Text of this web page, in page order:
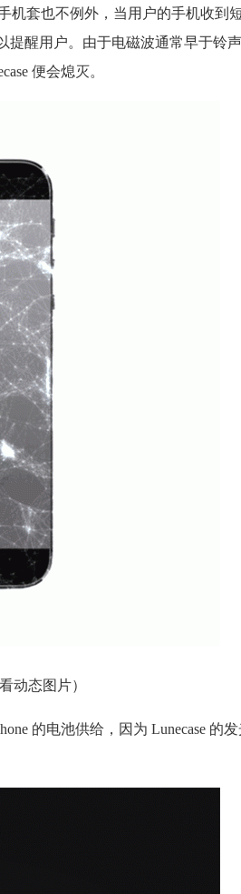
机套也不例外，当用户的手机收到
提醒用户。由于电磁波通常早于铃
便会熄灭。
动态图片）
e 的电池供给，因为 Lunecase 的